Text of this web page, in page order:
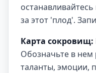
за этот 'плод'.
Карта сокровищ:
Обозначьте в
таланты, эмоции,